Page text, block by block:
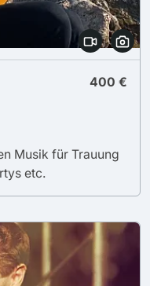
400 €
Musik für Trauung
etc.